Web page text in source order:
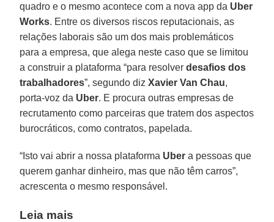
quadro e o mesmo acontece com a nova app da Uber
Works. Entre os diversos riscos reputacionais, as
relações laborais são um dos mais problemáticos
para a empresa, que alega neste caso que se limitou
a construir a plataforma “para resolverdesafios dos
trabalhadores”, segundo diz Xavier Van Chau,
porta-voz da Uber. E procura outras empresas de
recrutamento como parceiras que tratem dos aspectos
burocráticos, como contratos, papelada.
“Isto vai abrir a nossa plataforma Uber a pessoas que
querem ganhar dinheiro, mas que não têm carros”,
acrescenta o mesmo responsável.
Leia mais